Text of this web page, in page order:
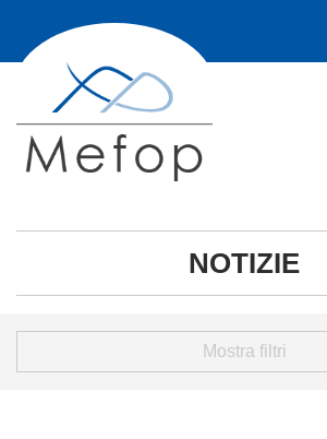
NOTIZIE
Mostra filtri